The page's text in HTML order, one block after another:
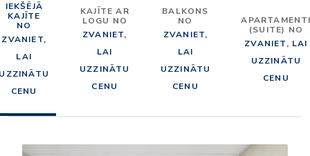
IEKŠĒJĀ
KAJĪTE
NO
ZVANIET,
LAI
CENU
KAJĪTE AR
LOGU NO
ZVANIET,
LAI
UZZINĀTU
CENU
BALKONS
NO
ZVANIET,
LAI
UZZINĀTU
CENU
(SUITE) NO
ZVANIET, LAI
UZZINĀTU
CENU